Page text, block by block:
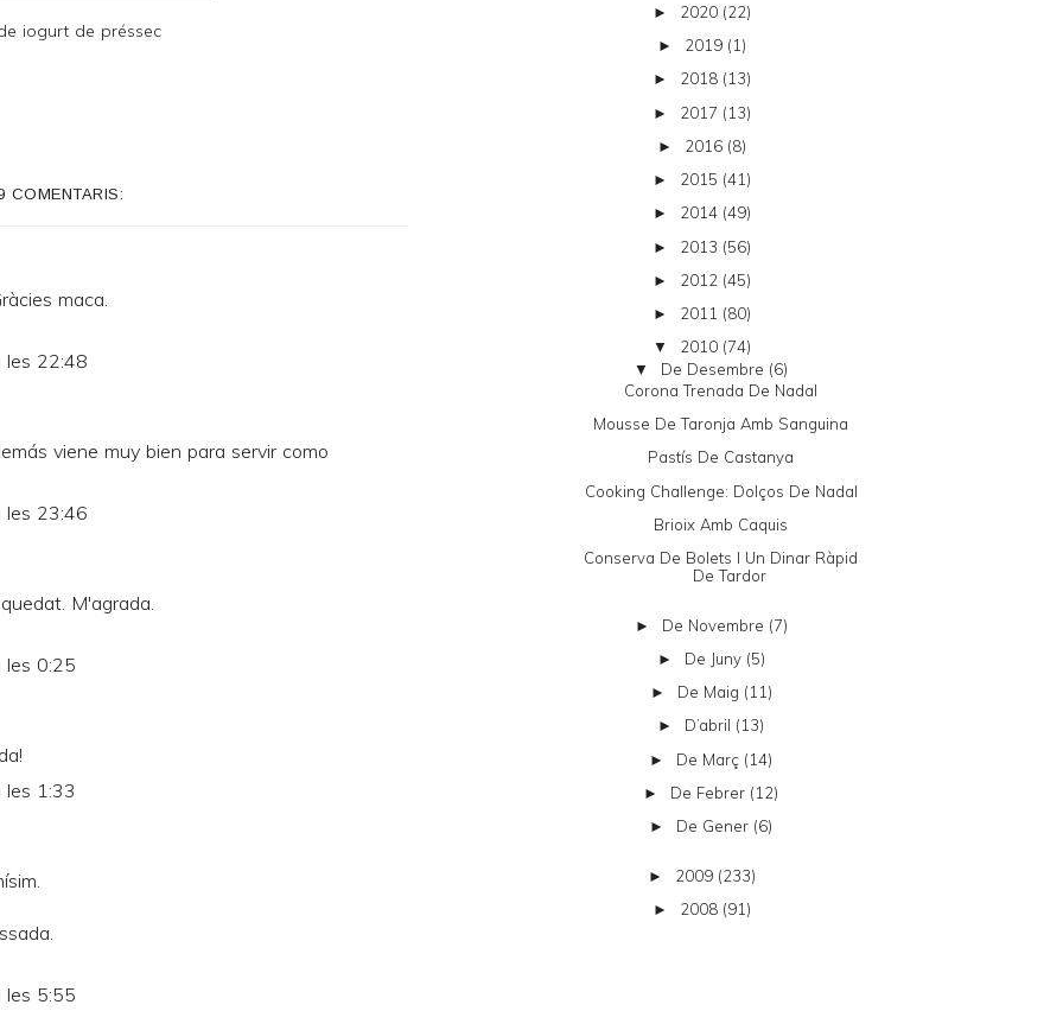
iogurt de préssec
COMENTARIS:
maca.
les 22:48
viene muy bien para servir como
les 23:46
M'agrada.
les 0:25
les 1:33
les 5:55
► 2020 (22)
► 2019 (1)
► 2018 (13)
► 2017 (13)
► 2016 (8)
► 2015 (41)
► 2014 (49)
► 2013 (56)
► 2012 (45)
► 2011 (80)
▼ 2010 (74)
▼ De Desembre (6)
Corona Trenada De Nadal
Mousse De Taronja Amb Sanguina
Pastís De Castanya
Cooking Challenge: Dolços De Nadal
Brioix Amb Caquis
Conserva De Bolets I Un Dinar Ràpid
De Tardor
► De Novembre (7)
► De Juny (5)
► De Maig (11)
► D’abril (13)
► De Març (14)
► De Febrer (12)
► De Gener (6)
► 2009 (233)
► 2008 (91)